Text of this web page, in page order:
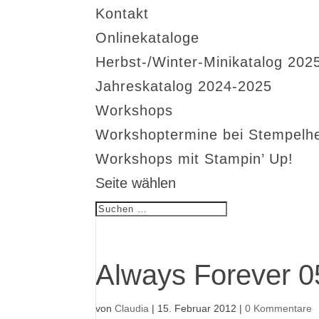
Kontakt
Onlinekataloge
Herbst-/Winter-Minikatalog
Jahreskatalog 2024-2025
Workshops
Workshoptermine bei
Workshops mit Stampin’ Up!
Seite wählen
Always Forever
vonClaudia | 15. Februar 2012 |0 Kommentare